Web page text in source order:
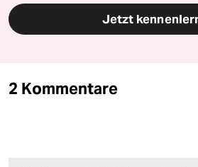
Jetzt
2 Kommentare